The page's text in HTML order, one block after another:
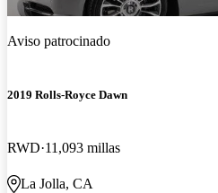
Aviso patrocinado
2019 Rolls-Royce Dawn
RWD 11,093 millas
La Jolla, CA